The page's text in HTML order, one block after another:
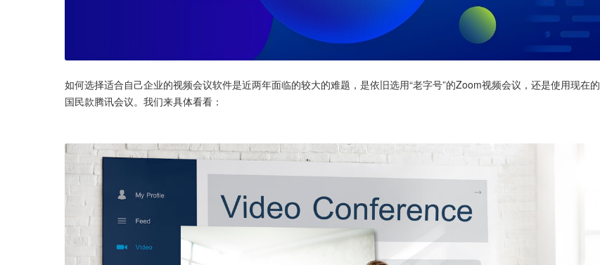
如何选择适合自己企业的视频会议软件是近两年面临的较大的难题，是依旧选用“老字号”的Zoom视频会议，还是使用现在的
国民款腾讯会议。我们来具体看看：